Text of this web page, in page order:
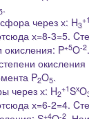
.
через х: H3
+1
х=8-3=5.
P+5O-2.
окисления
P2O5.
через х: H2
+1SxO
х=6-2=4.
+4 -2